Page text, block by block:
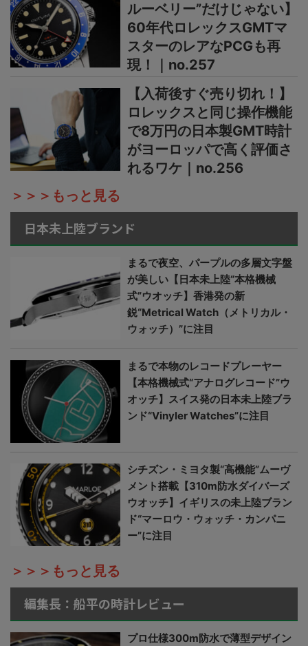
ルーベリー”だけじゃない】
60年代ロレックスGMTマ
スターのレアなPCGも再
現！｜no.257
【入荷後すぐ売り切れ！】
ロレックスと同じ操作機能
で8万円の日本製GMT時計
がヨーロッパで高く評価さ
れるワケ｜no.256
＞＞＞もっと見る
日本未上陸ブランド
まるで夜空、パープルの多層文字盤
が美しい【日本未上陸“本格機械
式”ウオッチ】香港発の新
鋭“Metrical Watch（メトリカル・
ウォッチ）”に注目
まるで本物のレコードプレーヤー
【本格機械式“アナログレコード”ウ
オッチ】スイス発の日本未上陸ブラ
ンド“Vinyler Watches”に注目
シチズン・ミヨタ製“高機能”ムーヴ
メント搭載【310m防水ダイバーズ
ウオッチ】イギリスの未上陸ブラン
ド“マーロウ・ウォッチ・カンパニ
ー”に注目
＞＞＞もっと見る
編集長：船平の時計レビュー
プロ仕様300m防水で薄型デザイン